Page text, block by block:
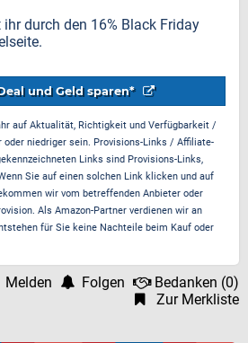
durch den 16% Black Friday
und Geld sparen*
auf Aktualität, Richtigkeit und Verfügbarkeit /
oder niedriger sein. Provisions-Links / Affiliate-
Links sind Provisions-Links,
Sie auf einen solchen Link klicken und auf
wir vom betreffenden Anbieter oder
Als Amazon-Partner verdienen wir an
für Sie keine Nachteile beim Kauf oder
Melden Folgen Bedanken (0)
Zur Merkliste